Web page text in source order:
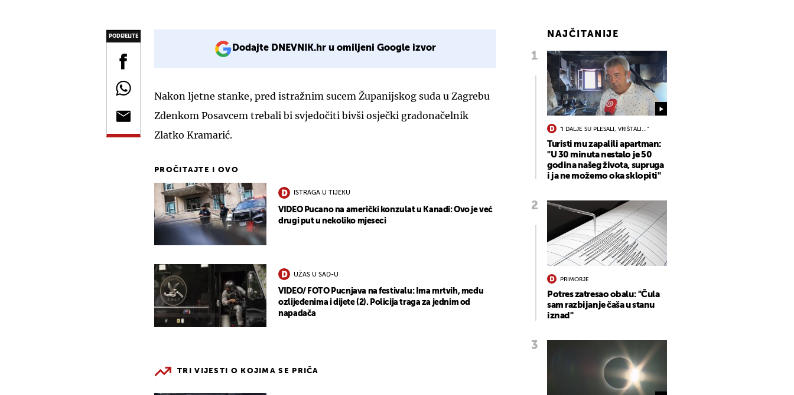
PODIJELITE
Dodajte DNEVNIK.hr u omiljeni Google izvor
Nakon ljetne stanke, pred istražnim sucem Županijskog suda u Zagrebu
Zdenkom Posavcem trebali bi svjedočiti bivši osječki gradonačelnik
Zlatko Kramarić.
PROČITAJTE I OVO
ISTRAGA U TIJEKU
VIDEO Pucano na američki konzulat u Kanadi: Ovo je već
drugi put u nekoliko mjeseci
UŽAS U SAD-U
VIDEO/ FOTO Pucnjava na festivalu: Ima mrtvih, među
ozlijeđenima i dijete (2). Policija traga za jednim od
napadača
TRI VIJESTI O KOJIMA SE PRIČA
NAJČITANIJE
"I DALJE SU PLESALI, VRIŠTALI..."
Turisti mu zapalili apartman:
"U 30 minuta nestalo je 50
godina našeg života, supruga
i ja ne možemo oka sklopiti"
PRIMORJE
Potres zatresao obalu: "Čula
sam razbijanje čaša u stanu
iznad"